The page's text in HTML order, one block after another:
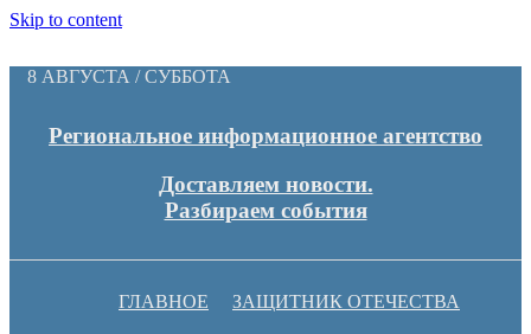
Skip to content
8 АВГУСТА / СУББОТА
Региональное информационное агентство
Доставляем новости.
Разбираем события
ГЛАВНОЕ ЗАЩИТНИК ОТЕЧЕСТВА